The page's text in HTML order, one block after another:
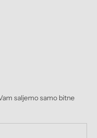
saljemo samo bitne